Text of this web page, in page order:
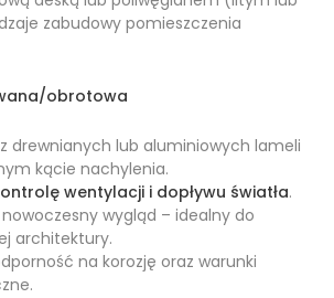
zabudowy pomieszczenia
obrotowa
drewnianych lub aluminiowych lameli
kącie nachylenia.
wentylacji i dopływu światła.
wygląd – idealny do
architektury.
na korozję oraz warunki